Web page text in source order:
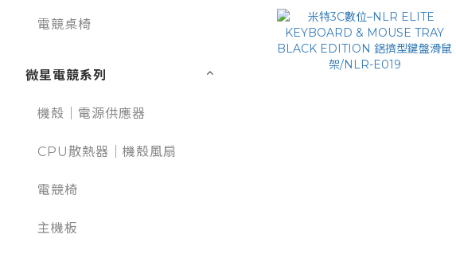
電競桌椅
微星電競系列
機殼｜電源供應器
CPU散熱器｜機殼風扇
電競椅
主機板
波音授權軍用版/NLR-
S028